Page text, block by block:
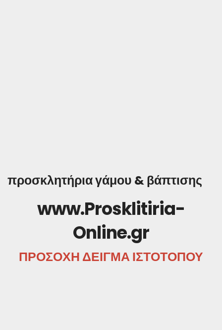
προσκλητήρια γάμου & βάπτισης
www.Prosklitiria-
Online.gr
ΠΡΟΣΟΧΗ ΔΕΙΓΜΑ ΙΣΤΟΤΟΠΟΥ